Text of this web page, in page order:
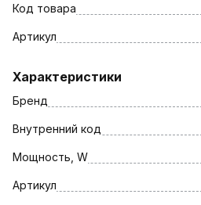
Код товара
Артикул
Характеристики
Бренд
Внутренний код
Мощность, W
Артикул